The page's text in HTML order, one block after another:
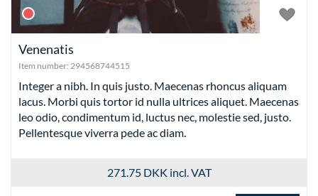
Venenatis
Item number: 294568744515
Integer a nibh. In quis justo. Maecenas rhoncus aliquam
lacus. Morbi quis tortor id nulla ultrices aliquet. Maecenas
leo odio, condimentum id, luctus nec, molestie sed, justo.
Pellentesque viverra pede ac diam.
271.75 DKK incl. VAT